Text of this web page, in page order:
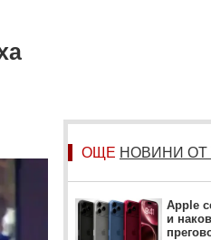
ОЩЕ НОВИНИ ОТ
Apple
и